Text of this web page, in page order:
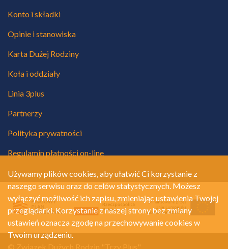
Konto i składki
Opinie i stanowiska
Karta Dużej Rodziny
Koła i oddziały
Linia 3plus
Partnerzy
Polityka prywatności
Regulamin płatności on-line
Używamy plików cookies, aby ułatwić Ci korzystanie z
naszego serwisu oraz do celów statystycznych. Możesz
wyłączyć możliwość ich zapisu, zmieniając ustawienia Twojej
przeglądarki. Korzystanie z naszej strony bez zmiany
ustawień oznacza zgodę na przechowywanie cookies w
Twoim urządzeniu.